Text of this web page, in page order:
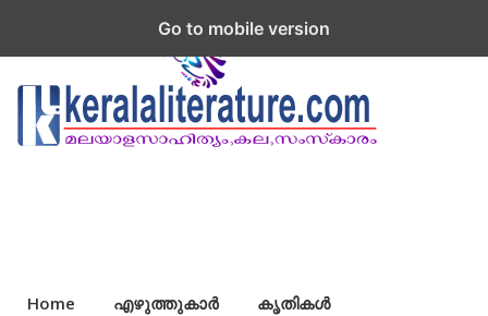
Home എഴുത്തുകാര്‍ കൃതികൾ
Go to mobile version